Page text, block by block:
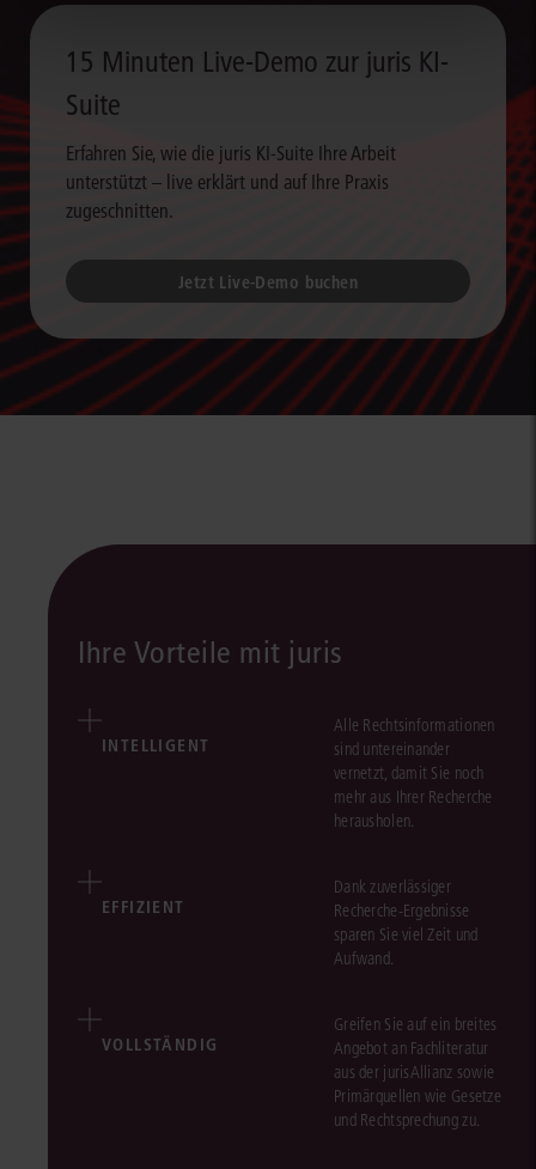
15 Minuten Live-Demo zur juris KI-
Suite
Erfahren Sie, wie die juris KI-Suite Ihre Arbeit
unterstützt – live erklärt und auf Ihre Praxis
zugeschnitten.
Jetzt Live-Demo buchen
Ihre Vorteile mit juris
INTELLIGENT
Alle Rechtsinformationen
sind untereinander
vernetzt, damit Sie noch
mehr aus Ihrer Recherche
herausholen.
EFFIZIENT
Dank zuverlässiger
Recherche-Ergebnisse
sparen Sie viel Zeit und
Aufwand.
VOLLSTÄNDIG
Greifen Sie auf ein breites
Angebot an Fachliteratur
aus der jurisAllianz sowie
Primärquellen wie Gesetze
und Rechtsprechung zu.